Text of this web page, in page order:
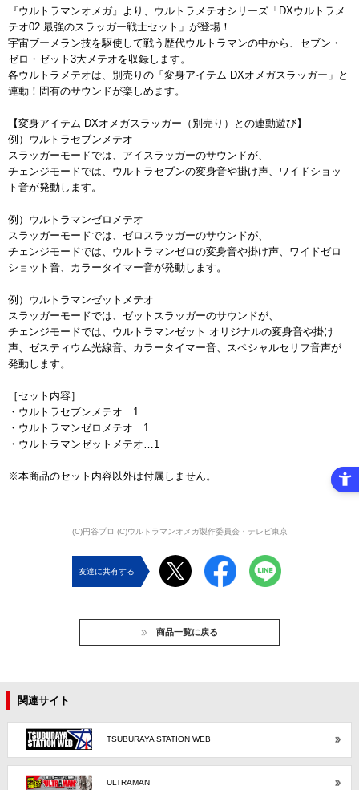
『ウルトラマンオメガ』より、ウルトラメテオシリーズ「DXウルトラメ
テオ02 最強のスラッガー戦士セット」が登場！
宇宙ブーメラン技を駆使して戦う歴代ウルトラマンの中から、セブン・
ゼロ・ゼット3大メテオを収録します。
各ウルトラメテオは、別売りの「変身アイテム DXオメガスラッガー」と
連動！固有のサウンドが楽しめます。
【変身アイテム DXオメガスラッガー（別売り）との連動遊び】
例）ウルトラセブンメテオ
スラッガーモードでは、アイスラッガーのサウンドが、
チェンジモードでは、ウルトラセブンの変身音や掛け声、ワイドショッ
ト音が発動します。
例）ウルトラマンゼロメテオ
スラッガーモードでは、ゼロスラッガーのサウンドが、
チェンジモードでは、ウルトラマンゼロの変身音や掛け声、ワイドゼロ
ショット音、カラータイマー音が発動します。
例）ウルトラマンゼットメテオ
スラッガーモードでは、ゼットスラッガーのサウンドが、
チェンジモードでは、ウルトラマンゼット オリジナルの変身音や掛け
声、ゼスティウム光線音、カラータイマー音、スペシャルセリフ音声が
発動します。
［セット内容］
・ウルトラセブンメテオ…1
・ウルトラマンゼロメテオ…1
・ウルトラマンゼットメテオ…1
※本商品のセット内容以外は付属しません。
(C)円谷プロ (C)ウルトラマンオメガ製作委員会・テレビ東京
友達に共有する
商品一覧に戻る
関連サイト
TSUBURAYA STATION WEB
ULTRAMAN